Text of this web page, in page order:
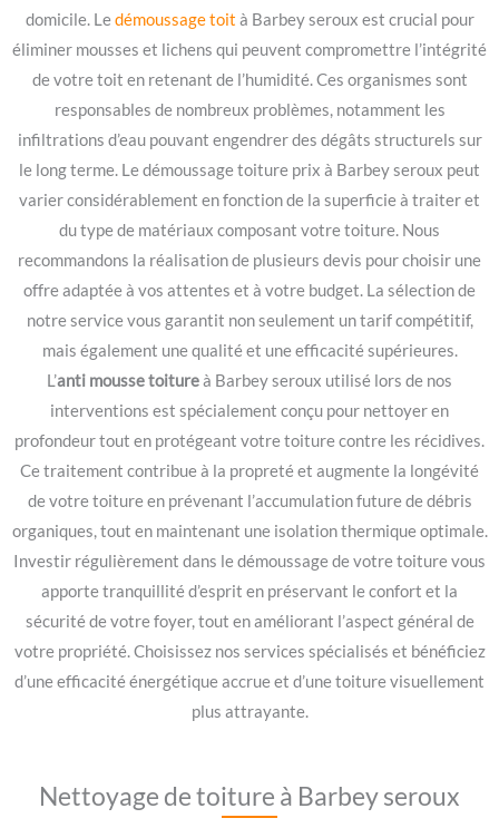
domicile. Ledémoussage toit à Barbey seroux est crucial pour
éliminer mousses et lichens qui peuvent compromettre l’intégrité
de votre toit en retenant de l’humidité. Ces organismes sont
responsables de nombreux problèmes, notamment les
infiltrations d’eau pouvant engendrer des dégâts structurels sur
le long terme. Le démoussage toiture prix à Barbey seroux peut
varier considérablement en fonction de la superficie à traiter et
du type de matériaux composant votre toiture. Nous
recommandons la réalisation de plusieurs devis pour choisir une
offre adaptée à vos attentes et à votre budget. La sélection de
notre service vous garantit non seulement un tarif compétitif,
mais également une qualité et une efficacité supérieures.
L’anti mousse toitureà Barbey seroux utilisé lors de nos
interventions est spécialement conçu pour nettoyer en
profondeur tout en protégeant votre toiture contre les récidives.
Ce traitement contribue à la propreté et augmente la longévité
de votre toiture en prévenant l’accumulation future de débris
organiques, tout en maintenant une isolation thermique optimale.
Investir régulièrement dans le démoussage de votre toiture vous
apporte tranquillité d’esprit en préservant le confort et la
sécurité de votre foyer, tout en améliorant l’aspect général de
votre propriété. Choisissez nos services spécialisés et bénéficiez
d’une efficacité énergétique accrue et d’une toiture visuellement
plus attrayante.
Nettoyage de toiture à Barbey seroux